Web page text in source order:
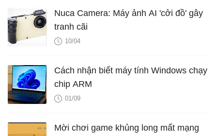
Nuca Camera: Máy ảnh AI 'cởi đồ' gây
tranh cãi
10/04
Cách nhận biết máy tính Windows chạy
chip ARM
01/09
Mời chơi game khủng long mất mạng